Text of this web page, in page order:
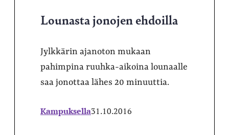
Lounasta jonojen ehdoilla
Jylkkärin ajanoton mukaan
pahimpina ruuhka-aikoina lounaalle
saa jonottaa lähes 20 minuuttia.
Kampuksella31.10.2016